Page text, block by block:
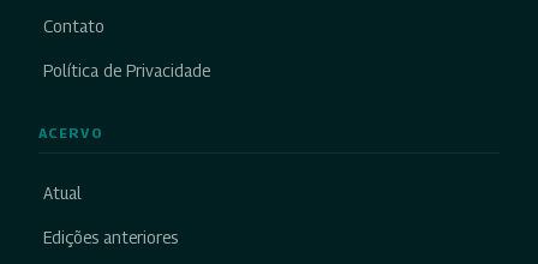
Contato
Política de Privacidade
ACERVO
Atual
Edições anteriores